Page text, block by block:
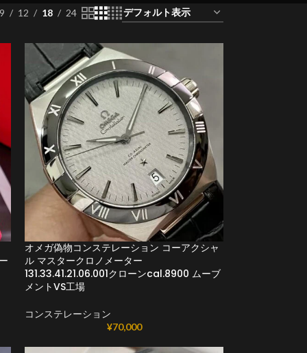
12 18 24
オメガ偽物コンステレーション コーアクシャ
ル マスタークロノメーター
131.33.41.21.06.001クローンcal.8900 ムーブ
メントVS工場
コンステレーション
¥70,000